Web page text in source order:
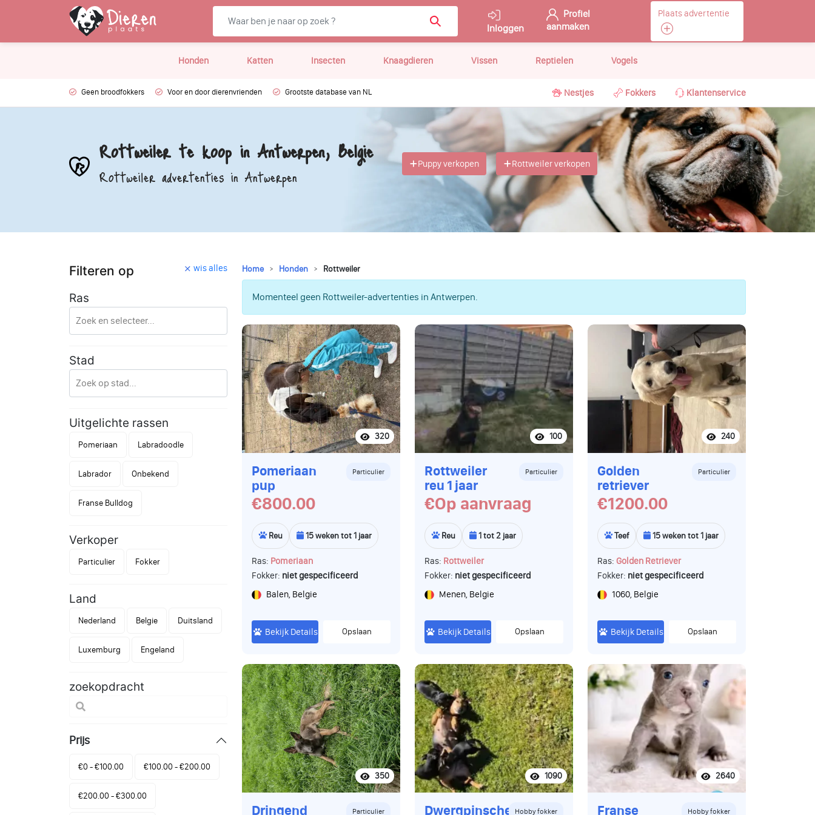
Inloggen
Profiel
aanmaken
Plaats advertentie
Honden Katten Insecten Knaagdieren Vissen Reptielen Vogels
Geen broodfokkers Voor en door dierenvrienden Grootste database van NL Nestjes Fokkers Klantenservice
Rottweiler te koop in Antwerpen, Belgie
Rottweiler advertenties in Antwerpen Puppy verkopen Rottweiler verkopen
Filteren op wis alles
Ras
Stad
Uitgelichte rassen
Pomeriaan Labradoodle
Labrador Onbekend
Franse Bulldog
Verkoper
Particulier Fokker
Land
Nederland Belgie Duitsland
Luxemburg Engeland
zoekopdracht
Prijs
€0 - €100.00 €100.00 - €200.00
€200.00 - €300.00
Home Honden Rottweiler
Momenteel geen Rottweiler-advertenties in Antwerpen.
320
Pomeriaan
pup
Particulier
€800.00
Reu 15 weken tot 1 jaar
Ras: Pomeriaan
Fokker: niet gespecificeerd
Balen, Belgie
Bekijk Details Opslaan
100
Rottweiler
reu 1 jaar
Particulier
€Op aanvraag
Reu 1 tot 2 jaar
Ras: Rottweiler
Fokker: niet gespecificeerd
Menen, Belgie
Bekijk Details Opslaan
240
Golden
retriever
Particulier
€1200.00
Teef 15 weken tot 1 jaar
Ras: Golden Retriever
Fokker: niet gespecificeerd
1060, Belgie
Bekijk Details Opslaan
350
Dringend
Particulier
1090
DwergpinscherHobby fokker
2640
Franse
Hobby fokker